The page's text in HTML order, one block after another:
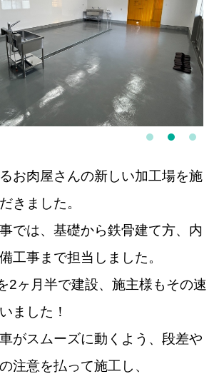
1 2 3
お肉屋さんの新しい加工場を施
きました。
では、基礎から鉄骨建て方、内
工事まで担当しました。
2ヶ月半で建設、施主様もその速
ました！
がスムーズに動くよう、段差や
注意を払って施工し、